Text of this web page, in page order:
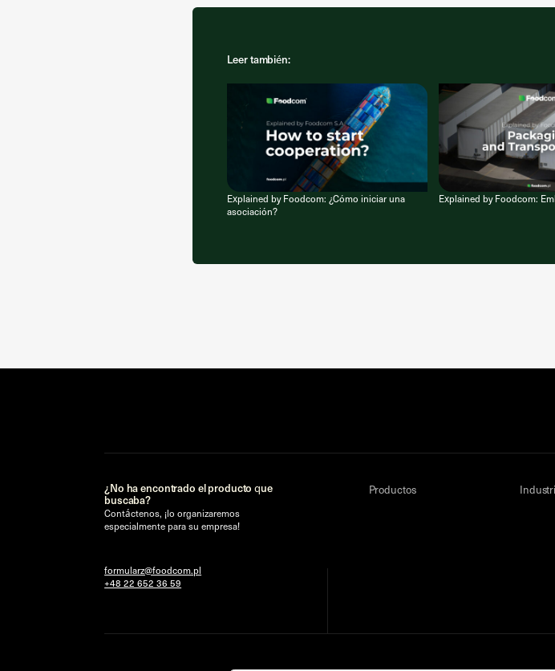
Leer también:
Explained by Foodcom: ¿Cómo iniciar una
asociación?
Explained by Foodcom:
¿No ha encontrado el producto que
buscaba?
Contáctenos, ¡lo organizaremos
especialmente para su empresa!
formularz@foodcom.pl
+48 22 652 36 59
Productos